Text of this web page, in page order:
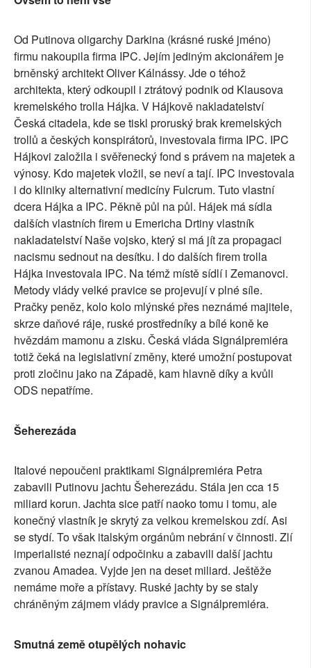
Od Putinova oligarchy Darkina (krásné ruské jméno)
firmu nakoupila firma IPC. Jejím jediným akcionářem je
brněnský architekt Oliver Kálnássy. Jde o téhož
architekta, který odkoupil i ztrátový podnik od Klausova
kremelského trolla Hájka. V Hájkově nakladatelství
Česká citadela, kde se tiskl proruský brak kremelských
trollů a českých konspirátorů, investovala firma IPC. IPC
Hájkovi založila i svěřenecký fond s právem na majetek a
výnosy. Kdo majetek vložil, se neví a tají. IPC investovala
i do kliniky alternativní medicíny Fulcrum. Tuto vlastní
dcera Hájka a IPC. Pěkně půl na půl. Hájek má sídla
dalších vlastních firem u Emericha Drtiny vlastník
nakladatelství Naše vojsko, který si má jít za propagaci
nacismu sednout na desítku. I do dalších firem trolla
Hájka investovala IPC. Na témž místě sídlí i Zemanovci.
Metody vlády velké pravice se projevují v plné síle.
Pračky peněz, kolo kolo mlýnské přes neznámé majitele,
skrze daňové ráje, ruské prostředníky a bílé koně ke
hvězdám mamonu a zisku. Česká vláda Signálpremiéra
totiž čeká na legislativní změny, které umožní postupovat
proti zločinu jako na Západě, kam hlavně díky a kvůli
ODS nepatříme.
Šeherezáda
Italové nepoučeni praktikami Signálpremiéra Petra
zabavili Putinovu jachtu Šeherezádu. Stála jen cca 15
miliard korun. Jachta sice patří naoko tomu i tomu, ale
konečný vlastník je skrytý za velkou kremelskou zdí. Asi
se stydí. To však italským orgánům nebrání v činnosti. Zlí
imperialisté neznají odpočinku a zabavili další jachtu
zvanou Amadea. Vyjde jen na deset miliard. Ještěže
nemáme moře a přístavy. Ruské jachty by se staly
chráněným zájmem vlády pravice a Signálpremiéra.
Smutná země otupělých nohavic